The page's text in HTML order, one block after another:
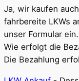
Ja, wir kaufen
fahrbereite LKWs
unser Formular ein.
Wie erfolgt die
Die Bezahlung